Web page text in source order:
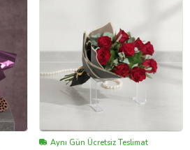
Aynı Gün Ücretsiz Teslimat